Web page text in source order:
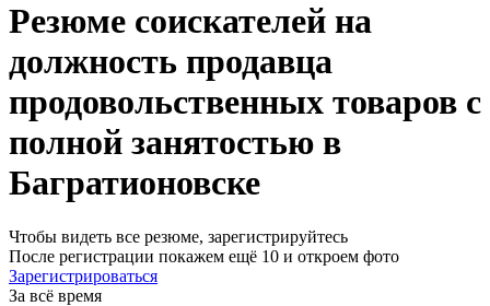
Резюме соискателей на
должность продавца
продовольственных товаров с
полной занятостью в
Багратионовске
Чтобы видеть все резюме, зарегистрируйтесь
После регистрации покажем ещё 10 и откроем фото
Зарегистрироваться
За всё время